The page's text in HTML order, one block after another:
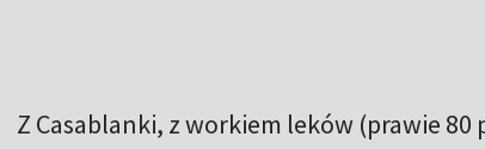
Z Casablanki, z workiem leków (prawie 80